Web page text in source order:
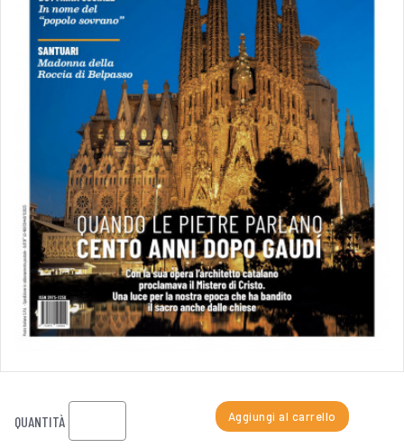
QUANTITÀ Aggiungi al carrello